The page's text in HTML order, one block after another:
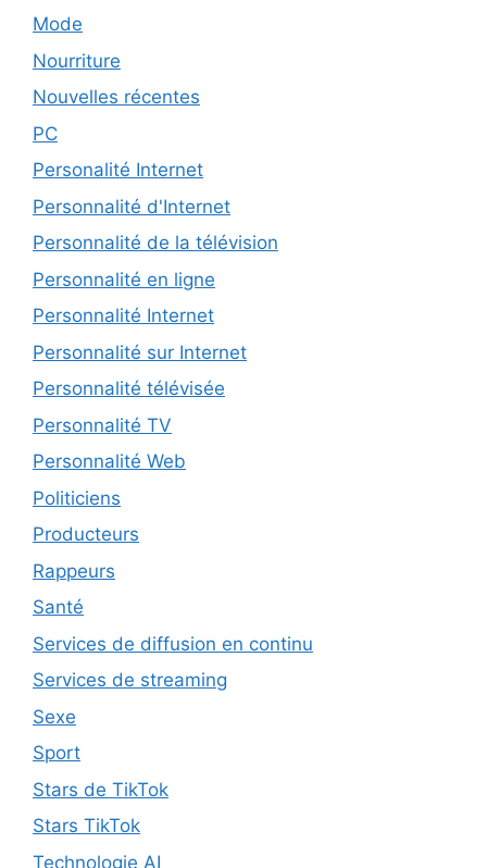
Mode
Nourriture
Nouvelles récentes
PC
Personalité Internet
Personnalité d'Internet
Personnalité de la télévision
Personnalité en ligne
Personnalité Internet
Personnalité sur Internet
Personnalité télévisée
Personnalité TV
Personnalité Web
Politiciens
Producteurs
Rappeurs
Santé
Services de diffusion en continu
Services de streaming
Sexe
Sport
Stars de TikTok
Stars TikTok
Technologie AI